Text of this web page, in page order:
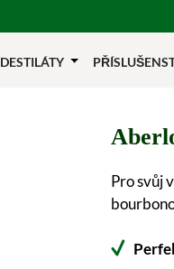
DESTILÁTY
Pro svůj